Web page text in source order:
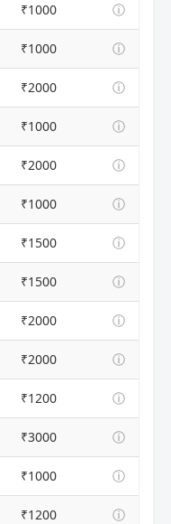
₹1000 ⓘ
₹1000 ⓘ
₹2000 ⓘ
₹1000 ⓘ
₹2000 ⓘ
₹1000 ⓘ
₹1500 ⓘ
₹1500 ⓘ
₹2000 ⓘ
₹2000 ⓘ
₹1200 ⓘ
₹3000 ⓘ
₹1000 ⓘ
₹1200 ⓘ